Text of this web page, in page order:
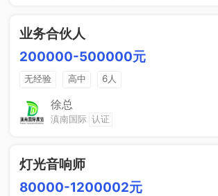
业务合伙人
200000-500000元
无经验 高中 6人
徐总
滇南国际 认证
灯光音响师
80000-1200002元